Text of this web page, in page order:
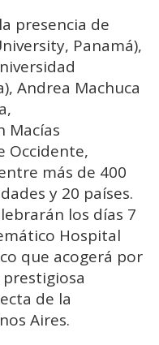
presencia de
Panamá),
Andrea Machuca
Macías
Occidente,
más de 400
y 20 países.
los días 7
Hospital
que acogerá por
de la
Aires.